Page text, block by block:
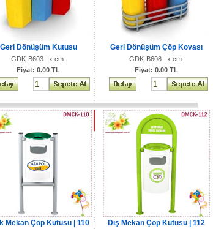
Geri Dönüşüm Kutusu
GDK-B603 x cm.
Fiyat: 0.00 TL
Geri Dönüşüm Çöp Kovası
GDK-B608 x cm.
Fiyat: 0.00 TL
Mekan Çöp Kutusu | 110 Dış Mekan Çöp Kutusu | 112